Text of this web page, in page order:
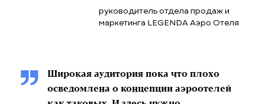
руководитель отдела продаж и
маркетинга LEGENDA Аэро Отеля
Широкая аудитория пока что плохо
осведомлена о концепции аэроотелей